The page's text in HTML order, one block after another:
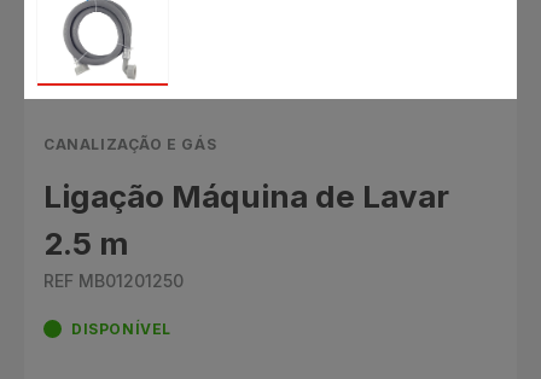
CANALIZAÇÃO E GÁS
Ligação Máquina de Lavar
2.5 m
REF MB01201250
DISPONÍVEL